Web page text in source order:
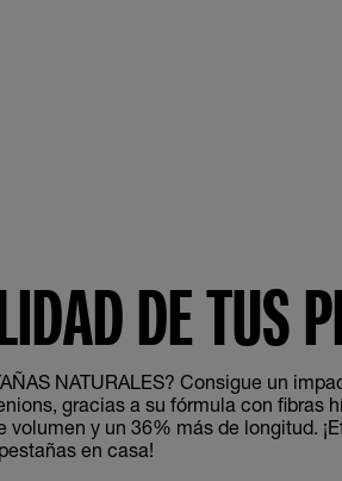
DE TUS
NATURALES? Consigue un
gracias a su fórmula con fibras
y un 36% más de longitud.
pestañas en casa!